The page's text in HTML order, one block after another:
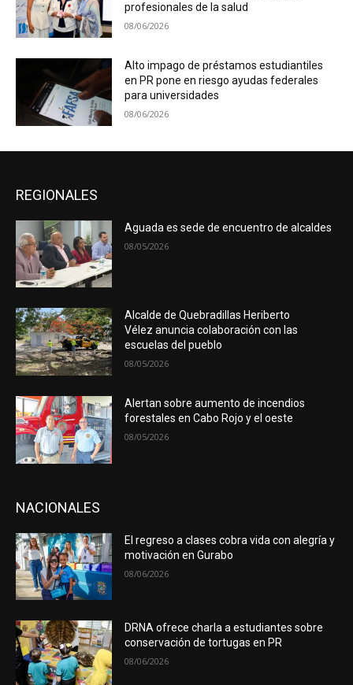
profesionales de la salud
08/06/2026
Alto impago de préstamos estudiantiles
en PR pone en riesgo ayudas federales
para universidades
08/06/2026
REGIONALES
Aguada es sede de encuentro de alcaldes
08/05/2026
Alcalde de Quebradillas Heriberto
Vélez anuncia colaboración con las
escuelas del pueblo
08/05/2026
Alertan sobre aumento de incendios
forestales en Cabo Rojo y el oeste
08/05/2026
NACIONALES
El regreso a clases cobra vida con alegría y
motivación en Gurabo
08/06/2026
DRNA ofrece charla a estudiantes sobre
conservación de tortugas en PR
08/06/2026